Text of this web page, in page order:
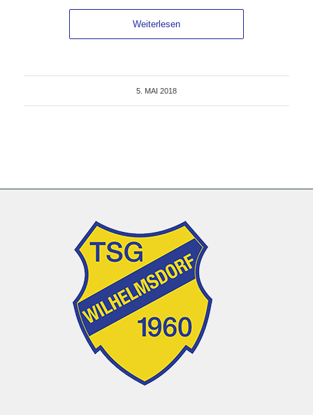
Weiterlesen
5. MAI 2018